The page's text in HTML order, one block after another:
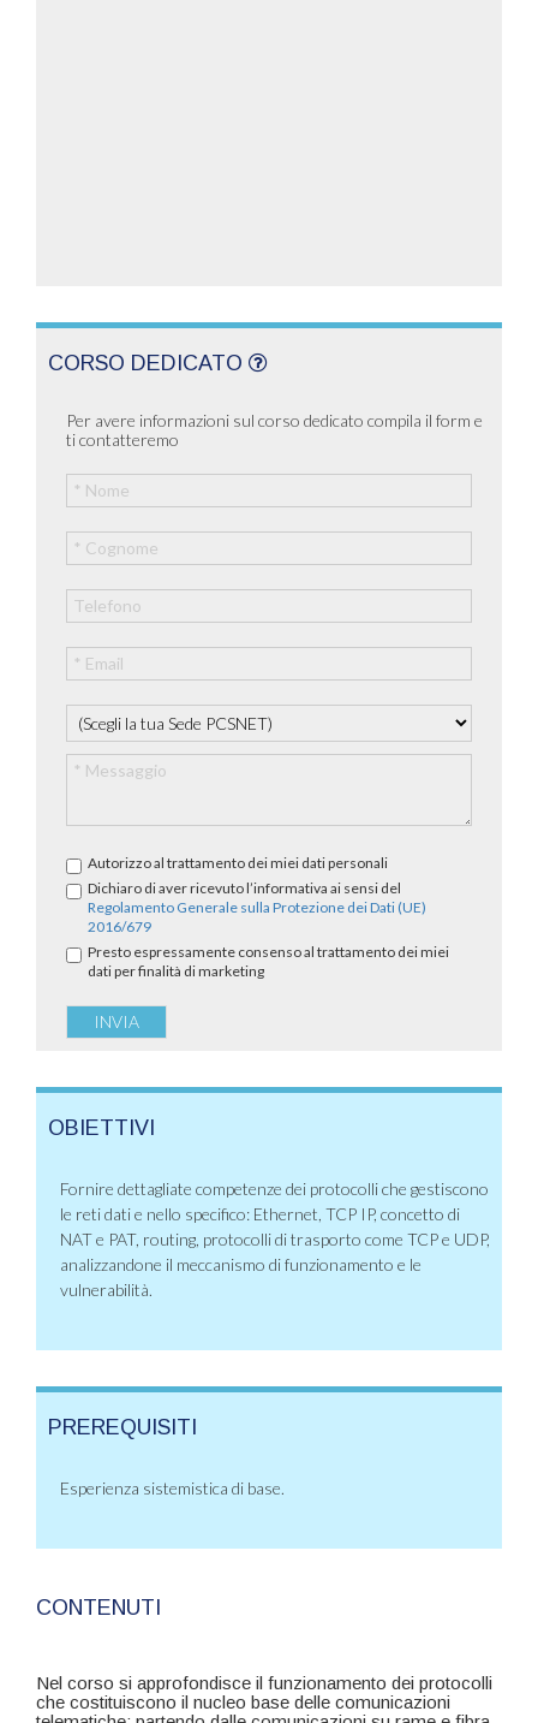
CORSO DEDICATO
Per avere informazioni sul corso dedicato compila il form e
ti contatteremo
Autorizzo al trattamento dei miei dati personali
Dichiaro di aver ricevuto l’informativa ai sensi del
Regolamento Generale sulla Protezione dei Dati (UE)
2016/679
Presto espressamente consenso al trattamento dei miei
dati per finalità di marketing
OBIETTIVI
Fornire dettagliate competenze dei protocolli che gestiscono
le reti dati e nello specifico: Ethernet, TCP IP, concetto di
NAT e PAT, routing, protocolli di trasporto come TCP e UDP,
analizzandone il meccanismo di funzionamento e le
vulnerabilità.
PREREQUISITI
Esperienza sistemistica di base.
CONTENUTI
Nel corso si approfondisce il funzionamento dei protocolli
che costituiscono il nucleo base delle comunicazioni